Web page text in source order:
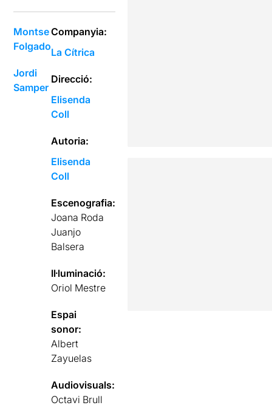
Montse
Folgado
Jordi
Samper
Companyia:
La Cítrica
Direcció:
Elisenda
Coll
Autoria:
Elisenda
Coll
Escenografia:
Joana Roda
Juanjo
Balsera
Il·luminació:
Oriol Mestre
Espai
sonor:
Albert
Zayuelas
Audiovisuals:
Octavi Brull